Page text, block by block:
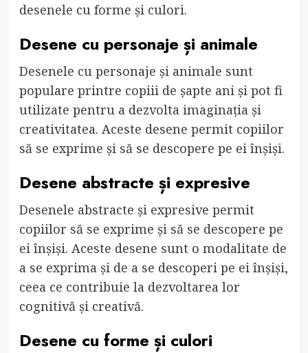
desenele cu forme și culori.
Desene cu personaje și animale
Desenele cu personaje și animale sunt
populare printre copiii de șapte ani și pot fi
utilizate pentru a dezvolta imaginația și
creativitatea. Aceste desene permit copiilor
să se exprime și să se descopere pe ei înșiși.
Desene abstracte și expresive
Desenele abstracte și expresive permit
copiilor să se exprime și să se descopere pe
ei înșiși. Aceste desene sunt o modalitate de
a se exprima și de a se descoperi pe ei înșiși,
ceea ce contribuie la dezvoltarea lor
cognitivă și creativă.
Desene cu forme și culori